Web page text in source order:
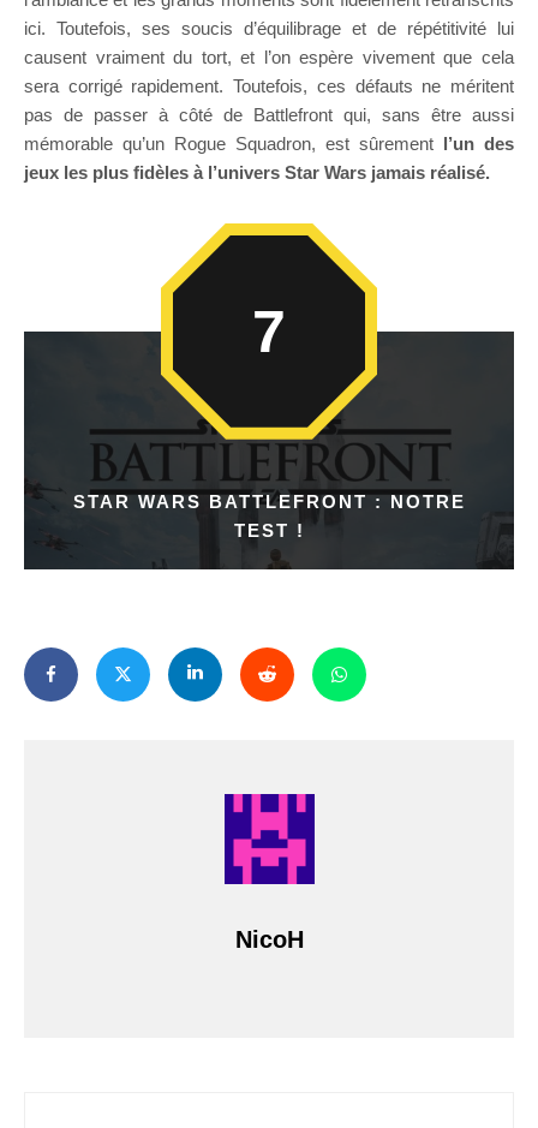
ici. Toutefois, ses soucis d’équilibrage et de répétitivité lui
causent vraiment du tort, et l’on espère vivement que cela
sera corrigé rapidement. Toutefois, ces défauts ne méritent
pas de passer à côté de Battlefront qui, sans être aussi
mémorable qu’un Rogue Squadron, est sûrement l’un des
jeux les plus fidèles à l’univers Star Wars jamais réalisé.
STAR WARS BATTLEFRONT : NOTRE
TEST !
7
NicoH